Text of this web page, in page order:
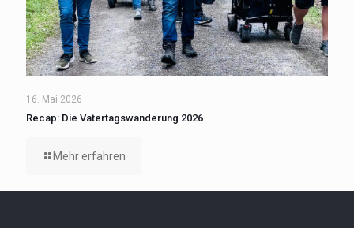
16. Mai 2026
Recap: Die Vatertagswanderung 2026
Mehr erfahren